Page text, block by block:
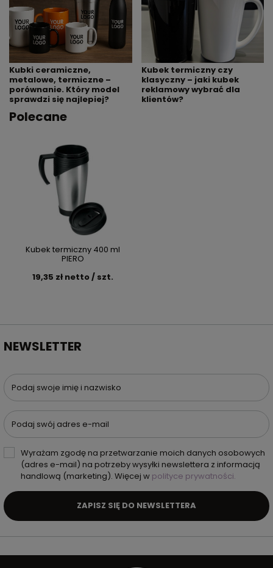
Kubki ceramiczne,
metalowe, termiczne –
porównanie. Który model
sprawdzi się najlepiej?
Kubek termiczny czy
klasyczny – jaki kubek
reklamowy wybrać dla
klientów?
Polecane
Kubek termiczny 400 ml
PIERO
19,35 zł netto / szt.
NEWSLETTER
Podaj swoje imię i nazwisko
Podaj swój adres e-mail
Wyrażam zgodę na przetwarzanie moich danych osobowych
(adres e-mail) na potrzeby wysyłki newslettera z informacją
handlową (marketing). Więcej w polityce prywatności.
ZAPISZ SIĘ DO NEWSLETTERA